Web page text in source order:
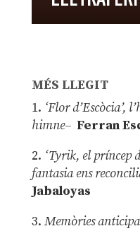
MÉS LLEGIT
1. ‘Flor d’Escòcia’,
himne– Ferran
2. ‘Tyrik, el príncep
fantasia ens
Jabaloyas
3. Memòries